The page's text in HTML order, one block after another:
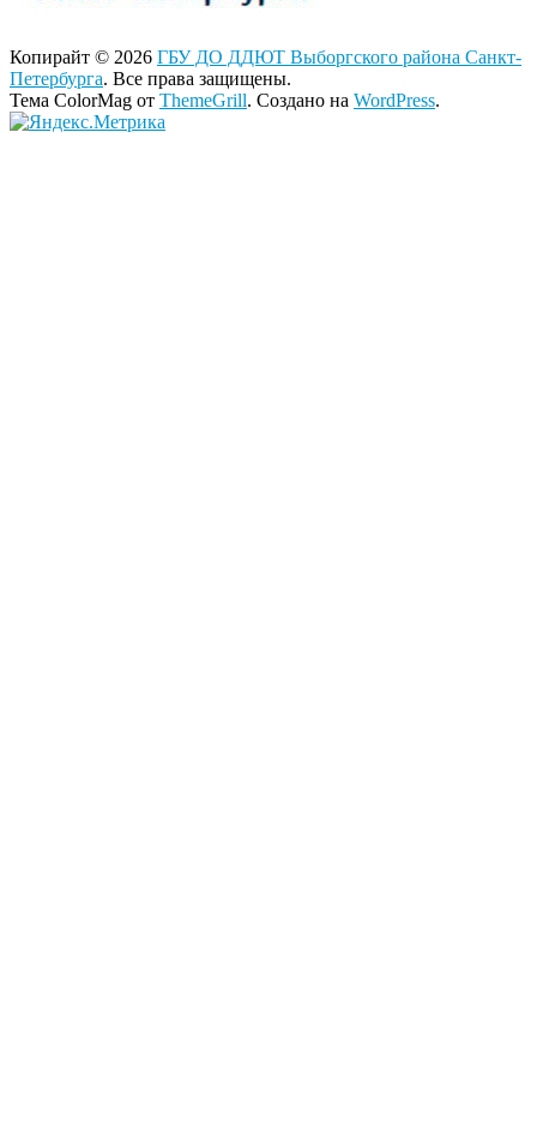
Копирайт © 2026 ГБУ ДО ДДЮТ Выборгского района Санкт-
Петербурга. Все права защищены.
Тема ColorMag от ThemeGrill. Создано на WordPress.